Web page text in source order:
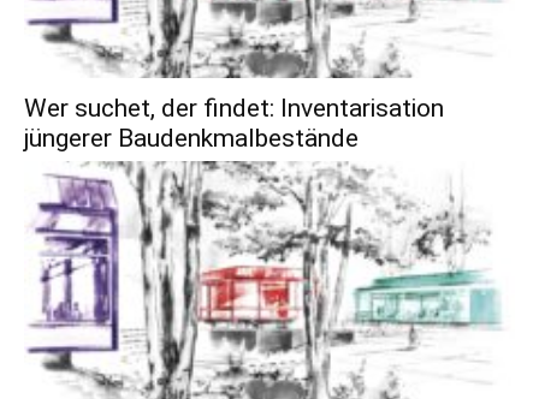
Wer suchet, der findet: Inventarisation
jüngerer Baudenkmalbestände